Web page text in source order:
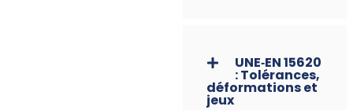
UNE‑EN 15620
: Tolérances,
déformations et
jeux